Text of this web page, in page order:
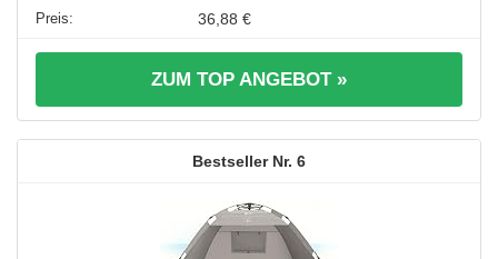
36,88 €
ZUM TOP ANGEBOT »
6